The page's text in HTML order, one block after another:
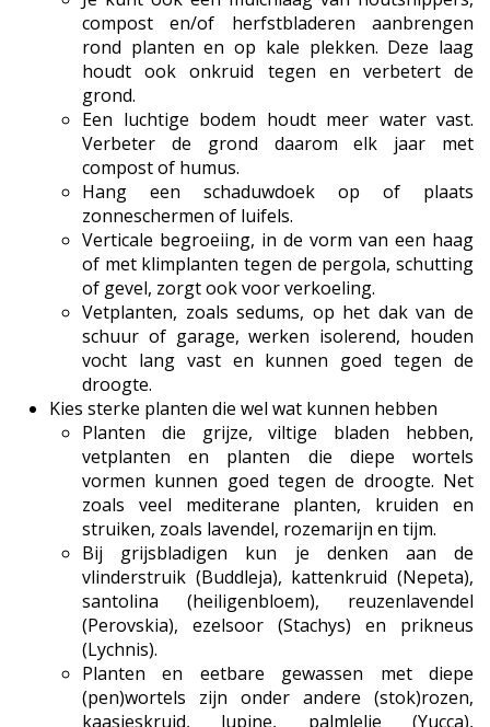
compost en/of herfstbladeren aanbrengen
rond planten en op kale plekken. Deze laag
houdt ook onkruid tegen en verbetert de
grond.
Een luchtige bodem houdt meer water vast.
Verbeter de grond daarom elk jaar met
compost of humus.
Hang een schaduwdoek op of plaats
zonneschermen of luifels.
Verticale begroeiing, in de vorm van een haag
of met klimplanten tegen de pergola, schutting
of gevel, zorgt ook voor verkoeling.
Vetplanten, zoals sedums, op het dak van de
schuur of garage, werken isolerend, houden
vocht lang vast en kunnen goed tegen de
droogte.
Kies sterke planten die wel wat kunnen hebben
Planten die grijze, viltige bladen hebben,
vetplanten en planten die diepe wortels
vormen kunnen goed tegen de droogte. Net
zoals veel mediterane planten, kruiden en
struiken, zoals lavendel, rozemarijn en tijm.
Bij grijsbladigen kun je denken aan de
vlinderstruik (Buddleja), kattenkruid (Nepeta),
santolina (heiligenbloem), reuzenlavendel
(Perovskia), ezelsoor (Stachys) en prikneus
(Lychnis).
Planten en eetbare gewassen met diepe
(pen)wortels zijn onder andere (stok)rozen,
kaasjeskruid, lupine, palmlelie (Yucca),